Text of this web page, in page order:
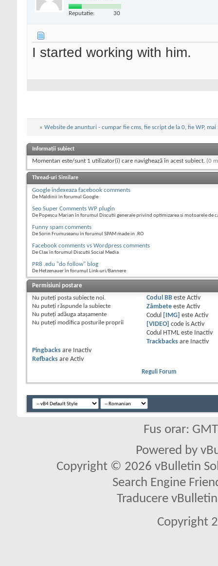
Reputatie: 30
I started working with him.
« Website de anunturi - cumpar fie cms, fie script de la 0, fie WP,
Informații subiect
Momentan este/sunt 1 utilizator(i) care navighează în acest subiect. (0
Thread-uri Similare
Google indexeaza facebook comments
De Maldinii în forumul Google
Seo Super Comments WP plugin
De Popescu Marian în forumul Discutii generale privind optimizarea si motoarele de
Funny spam comments
De Sorin Frumuseanu în forumul SPAM made in .RO
Facebook comments vs Wordpress comments
De Clax în forumul Discutii Social Media
PR8 .edu "do follow" blog
De Hetzenauer în forumul Link-uri/Bannere
Permisiuni postare
Nu puteţi posta subiecte noi.
Nu puteţi răspunde la subiecte
Nu puteţi adăuga ataşamente
Nu puteţi modifica posturile proprii
Codul BBeste Activ
Zâmbeteeste Activ
Codul
[IMG] este Activ
[VIDEO]
code is Activ
Codul HTML este
Inactiv
Trackbacksare
Inactiv
Pingbacks are
Inactiv
Refbacks are Activ
Reguli Forum
Fus orar:
Powered by
Copyright © 2026 vBulletin
Search Engine
Traducere
Copyright